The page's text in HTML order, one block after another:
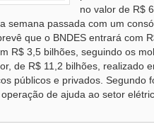
no valor de R$
semana passada com um
que o BNDES entrará com
R$ 3,5 bilhões, seguindo os
de R$ 11,2 bilhões, realizado
públicos e privados. Segundo
de ajuda ao setor